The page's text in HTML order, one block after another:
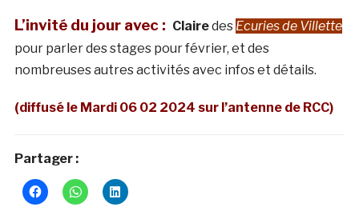
L’invité du jour avec : Clairedes Ecuries de Villette
pour parler des stages pour février, et des
nombreuses autres activités avec infos et détails.
(diffusé le Mardi 06 02 2024 sur l’antenne de RCC)
Partager :